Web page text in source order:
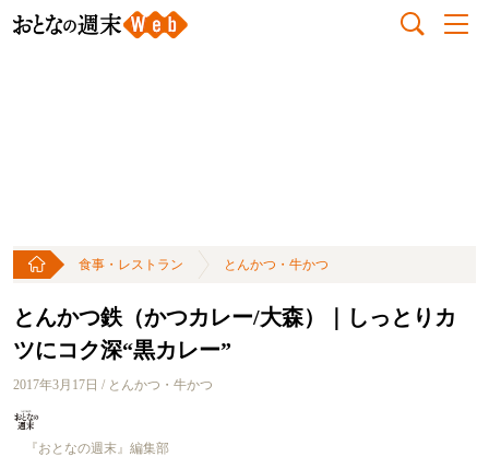
食事・レストラン とんかつ・牛かつ
とんかつ鉄（かつカレー/大森）｜しっとりカ
ツにコク深“黒カレー”
2017年3月17日 / とんかつ・牛かつ
『おとなの週末』編集部